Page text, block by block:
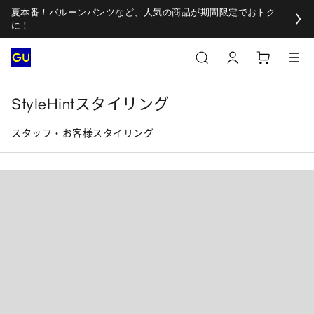
夏本番！バルーンパンツなど、人気の商品が期間限定でおトク
に！
StyleHintスタイリング
スタッフ・お客様スタイリング